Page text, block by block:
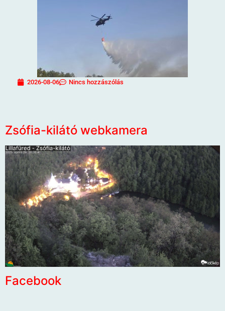
2026-08-06 Nincs hozzászólás
Zsófia-kilátó webkamera
Facebook